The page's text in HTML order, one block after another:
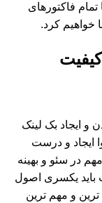
فاکتورهای
خواهیم کرد.
ایجاد بک لینک
ایجاد و درست
در سئو و بهینه
یکسری اصول
ترین و مهم ترین